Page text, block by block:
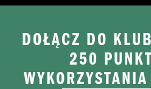
DOŁĄCZ DO
250